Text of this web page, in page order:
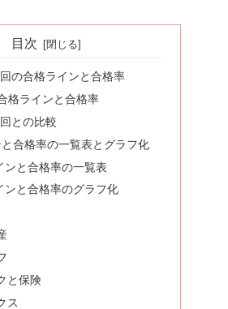
目次
の合格ラインと合格率
格ラインと合格率
との比較
合格率の一覧表とグラフ化
ンと合格率の一覧表
ンと合格率のグラフ化
と保険
ス